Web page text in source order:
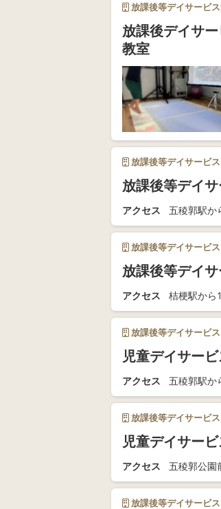
放課後等デイサービス
放課後デイサ
教室
放課後等デイサービス
放課後等デイ
アクセス 五稜郭駅か
放課後等デイサービス
放課後等デイ
アクセス 桔梗駅から
放課後等デイサービス
児童デイサー
アクセス 五稜郭駅か
放課後等デイサービス
児童デイサー
アクセス 五稜郭公園
放課後等デイサービス